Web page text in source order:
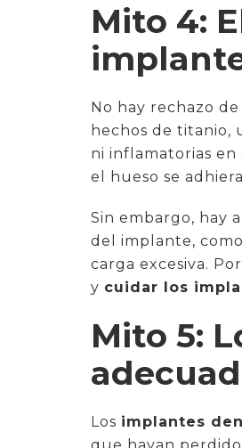
Mito 4:
No hay rechazo
hechos de titanio,
ni inflamatorias en
el hueso se
Sin embargo, hay
del implante,
carga excesiva.
y cuidar los
Mito 5:
Los implantes